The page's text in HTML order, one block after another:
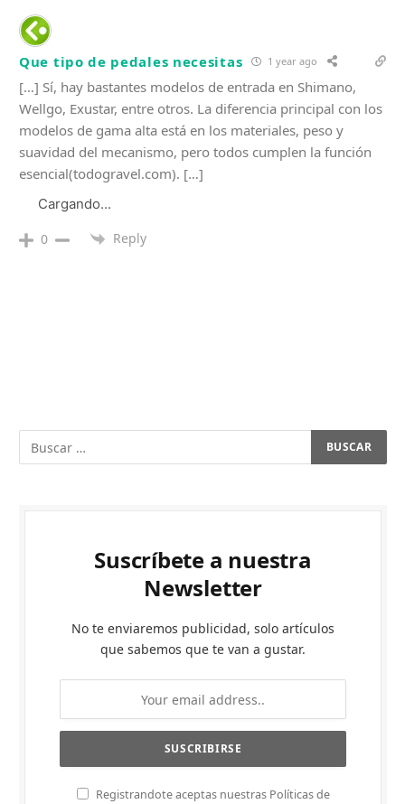
Que tipo de pedales necesitas 1 year ago
[…] Sí, hay bastantes modelos de entrada en Shimano,
Wellgo, Exustar, entre otros. La diferencia principal con los
modelos de gama alta está en los materiales, peso y
suavidad del mecanismo, pero todos cumplen la función
esencial(todogravel.com). […]
Cargando...
0 Reply
Suscríbete a nuestra
Newsletter
No te enviaremos publicidad, solo artículos
que sabemos que te van a gustar.
Registrandote aceptas nuestras Políticas de